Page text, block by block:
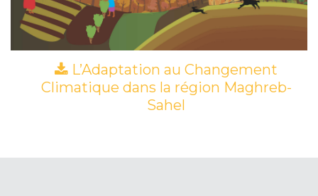
L’Adaptation au Changement
Climatique dans la région Maghreb-
Sahel